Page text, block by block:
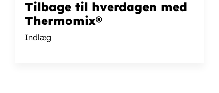
Tilbage til hverdagen med
Thermomix®
Indlæg